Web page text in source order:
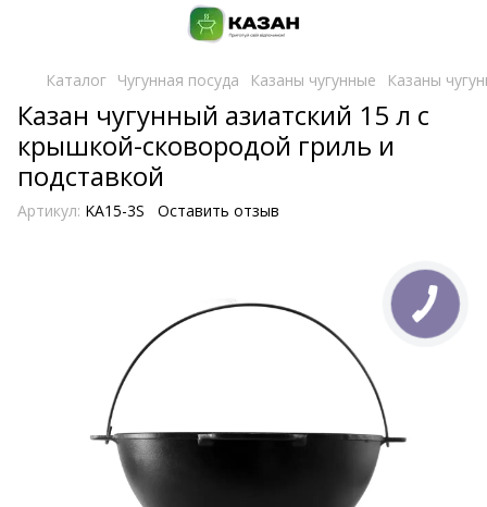
Каталог Чугунная посуда Казаны чугунные Казаны
Казан чугунный азиатский 15 л с
крышкой-сковородой гриль и
подставкой
Артикул: KA15-3S Оставить отзыв